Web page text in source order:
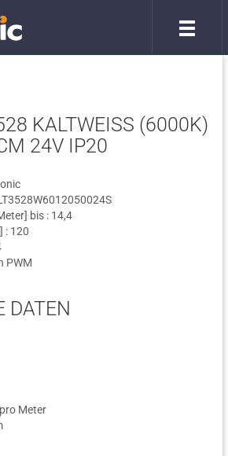
KALTWEISS (6000K)(
24V IP20
bis : 14,4
: 120
PWM
DATEN
Meter